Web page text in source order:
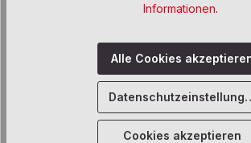
Informationen und Hinweise
Informationen.
Alle Cookies
Cookies akzeptieren